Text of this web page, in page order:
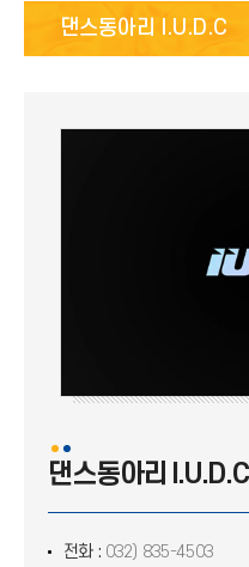
댄스동아리 I.U.D.C
함성
댄스동아리 I.U.D.C
전화 : 032) 835-4503